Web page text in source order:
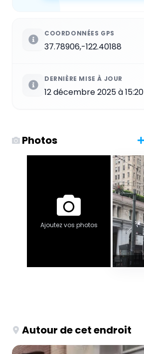
COORDONNÉES GPS
37.78906,-122.40188
DERNIÈRE MISE À JOUR
12 décembre 2025 à 15:20
Photos
Ajoutez vos photos
Autour de cet endroit